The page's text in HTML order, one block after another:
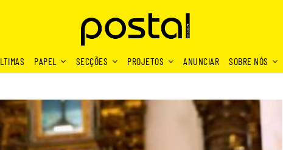
PAPEL SECÇÕES PROJETOS ANUNCIAR SOBRE NÓS